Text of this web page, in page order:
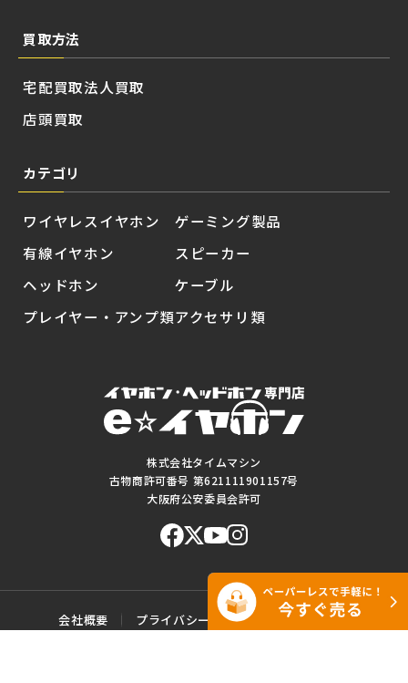
株式会社タイムマシン
古物商許可番号 第621111901157号
大阪府公安委員会許可
買取方法
宅配買取
店頭買取
法人買取
カテゴリ
ワイヤレスイヤホン
有線イヤホン
ヘッドホン
プレイヤー・アンプ類
ゲーミング製品
スピーカー
ケーブル
アクセサリ類
会社概要 プライバシーポリシー
ご利用規約